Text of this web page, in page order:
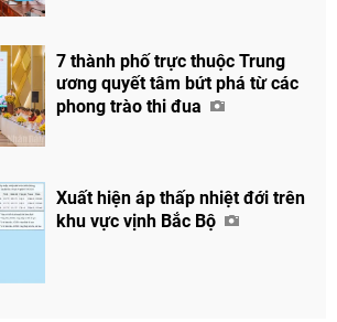
7 thành phố trực thuộc Trung
ương quyết tâm bứt phá từ các
phong trào thi đua
Xuất hiện áp thấp nhiệt đới trên
khu vực vịnh Bắc Bộ